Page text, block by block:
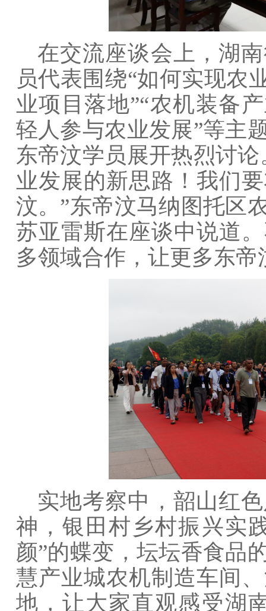
在交流座谈会上，湖
员代表围绕“如何实现农
业项目落地”“农机装备
轻人参与农业发展”等主
东帝汶学员展开热烈讨
业发展的新思路！我们
汶。”东帝汶马纳图托区
苏亚雷斯在座谈中说道
多领域合作，让更多东帝
实地考察中，韶山红
神，银田村乡村振兴实
颜”的蝶变，坛坛香食品
慧产业城农机制造车间
地，让大家直观感受湖